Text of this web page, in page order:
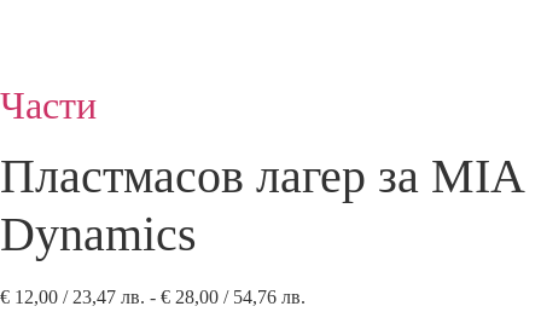
Части
Пластмасов лагер за MIA
Dynamics
€ 12,00 / 23,47 лв. - € 28,00 / 54,76 лв.